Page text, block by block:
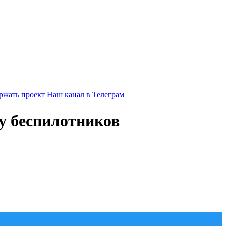
проект Наш канал в Телеграм
беспилотников